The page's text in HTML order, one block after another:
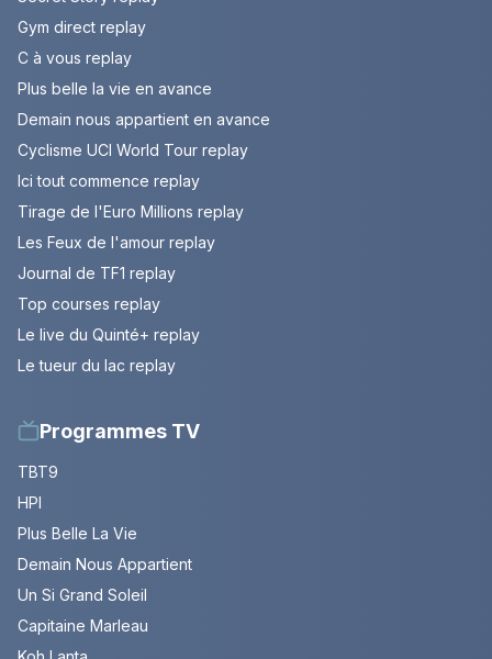
Gym direct replay
C à vous replay
Plus belle la vie en avance
Demain nous appartient en avance
Cyclisme UCI World Tour replay
Ici tout commence replay
Tirage de l'Euro Millions replay
Les Feux de l'amour replay
Journal de TF1 replay
Top courses replay
Le live du Quinté+ replay
Le tueur du lac replay
Programmes TV
TBT9
HPI
Plus Belle La Vie
Demain Nous Appartient
Un Si Grand Soleil
Capitaine Marleau